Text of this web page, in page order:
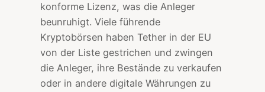
konforme Lizenz, was die Anleger
beunruhigt. Viele führende
Kryptobörsen haben Tether in der EU
von der Liste gestrichen und zwingen
die Anleger, ihre Bestände zu verkaufen
oder in andere digitale Währungen zu